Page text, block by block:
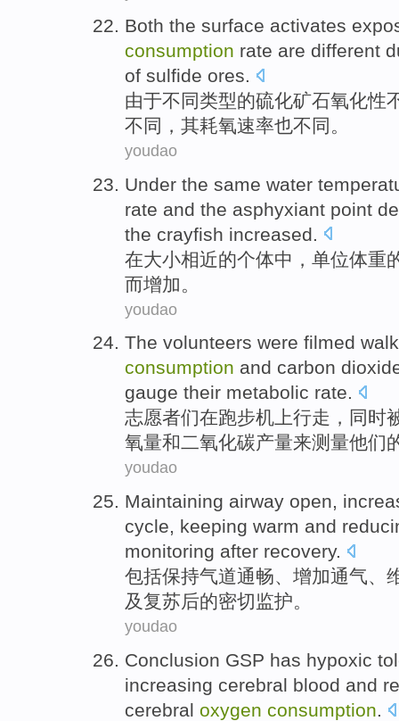
Both the surface activates
consumption rate are different
of sulfide ores.
由于不同类型的硫化矿石氧化性
不同， 其耗氧速率也不同。
youdao
Under the same water
rate and the asphyxiant point
the crayfish increased.
在大小相近的个体中， 单位体重
而增加。
youdao
The volunteers were filmed
consumption and carbon
gauge their metabolic rate.
志愿者们在跑步机上行走 ，同时
氧量和二氧化碳产量来测量他们
youdao
Maintaining airway open,
cycle, keeping warm and
monitoring after recovery.
包括保持气道通畅、 增加通气、
及复苏后的密切监护。
youdao
Conclusion GSP has hypoxic
increasing cerebral blood and
cerebral oxygen consumption.